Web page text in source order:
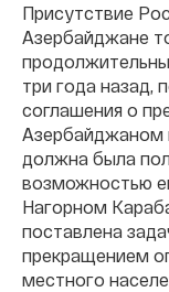
Присутствие
Азербайджане
три года назад,
соглашения о
Азербайджаном
должна была
возможностью
Нагорном
поставлена
прекращением
местного